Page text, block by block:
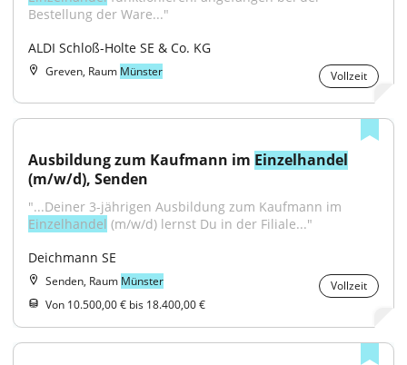
Bestellung der Ware..."
ALDI Schloß-Holte SE & Co. KG
Greven, Raum Münster Vollzeit
Ausbildung zum Kaufmann im Einzelhandel
(m/w/d), Senden
Einzelhandel (m/w/d) lernst Du in der Filiale..."
Deichmann SE
Senden, Raum Münster
Vollzeit
Von 10.500,00 € bis 18.400,00 €